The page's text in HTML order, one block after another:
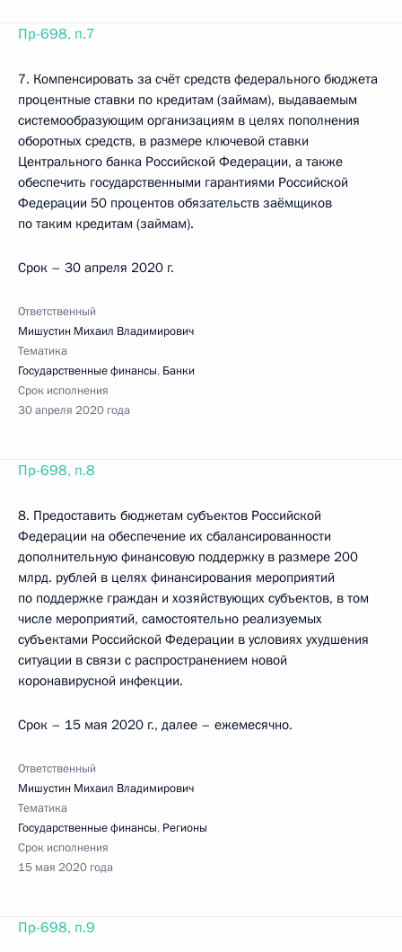
Пр-698, п.7
7. Компенсировать за счёт средств федерального бюджета
процентные ставки по кредитам (займам), выдаваемым
системообразующим организациям в целях пополнения
оборотных средств, в размере ключевой ставки
Центрального банка Российской Федерации, а также
обеспечить государственными гарантиями Российской
Федерации 50 процентов обязательств заёмщиков
по таким кредитам (займам).
Срок – 30 апреля 2020 г.
Ответственный
Мишустин Михаил Владимирович
Тематика
Государственные финансы, Банки
Срок исполнения
30 апреля 2020 года
Пр-698, п.8
8. Предоставить бюджетам субъектов Российской
Федерации на обеспечение их сбалансированности
дополнительную финансовую поддержку в размере 200
млрд. рублей в целях финансирования мероприятий
по поддержке граждан и хозяйствующих субъектов, в том
числе мероприятий, самостоятельно реализуемых
субъектами Российской Федерации в условиях ухудшения
ситуации в связи с распространением новой
коронавирусной инфекции.
Срок – 15 мая 2020 г., далее – ежемесячно.
Ответственный
Мишустин Михаил Владимирович
Тематика
Государственные финансы, Регионы
Срок исполнения
15 мая 2020 года
Пр-698, п.9